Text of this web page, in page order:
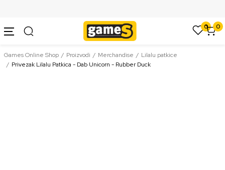
0 0
Games Online Shop Proizvodi Merchandise
Lilalu patkice
Privezak Lilalu Patkica - Dab Unicorn - Rubber Duck